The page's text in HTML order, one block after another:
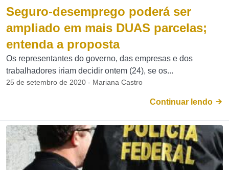
Seguro-desemprego poderá ser
ampliado em mais DUAS parcelas;
entenda a proposta
Os representantes do governo, das empresas e dos
trabalhadores iriam decidir ontem (24), se os...
25 de setembro de 2020 - Mariana Castro
Continuar lendo